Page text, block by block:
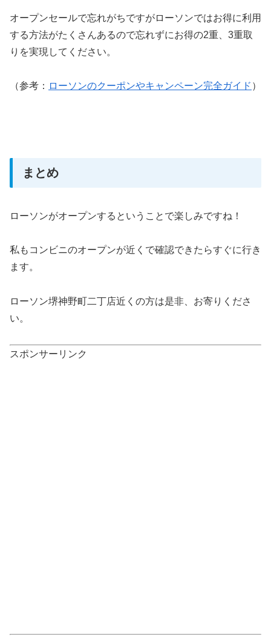
オープンセールで忘れがちですがローソンではお得に利用
する方法がたくさんあるので忘れずにお得の2重、3重取
りを実現してください。
（参考： ローソンのクーポンやキャンペーン完全ガイド ）
まとめ
ローソンがオープンするということで楽しみですね！
私もコンビニのオープンが近くで確認できたらすぐに行き
ます。
ローソン堺神野町二丁店近くの方は是非、お寄りくださ
い。
スポンサーリンク